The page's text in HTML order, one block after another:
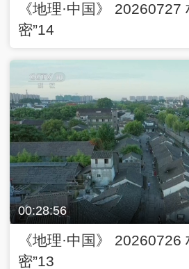
《地理·中国》 20260727
密”14
00:28:56
《地理·中国》 20260726
密”13